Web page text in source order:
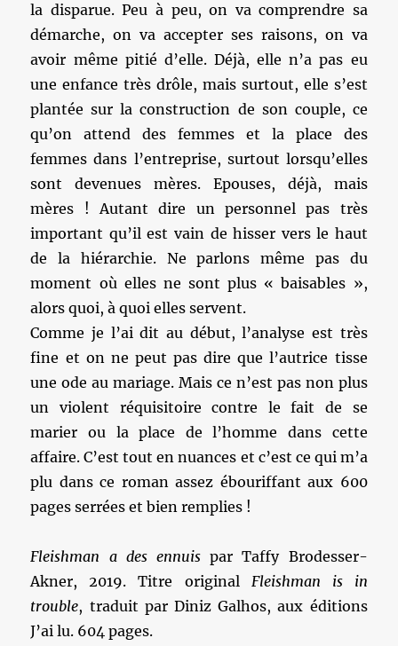
la disparue. Peu à peu, on va comprendre sa
démarche, on va accepter ses raisons, on va
avoir même pitié d’elle. Déjà, elle n’a pas eu
une enfance très drôle, mais surtout, elle s’est
plantée sur la construction de son couple, ce
qu’on attend des femmes et la place des
femmes dans l’entreprise, surtout lorsqu’elles
sont devenues mères. Epouses, déjà, mais
mères ! Autant dire un personnel pas très
important qu’il est vain de hisser vers le haut
de la hiérarchie. Ne parlons même pas du
moment où elles ne sont plus « baisables »,
alors quoi, à quoi elles servent.
Comme je l’ai dit au début, l’analyse est très
fine et on ne peut pas dire que l’autrice tisse
une ode au mariage. Mais ce n’est pas non plus
un violent réquisitoire contre le fait de se
marier ou la place de l’homme dans cette
affaire. C’est tout en nuances et c’est ce qui m’a
plu dans ce roman assez ébouriffant aux 600
pages serrées et bien remplies !
Fleishman a des ennuispar Taffy Brodesser-
Akner, 2019. Titre original Fleishman is in
trouble, traduit par Diniz Galhos, aux éditions
J’ai lu. 604 pages.